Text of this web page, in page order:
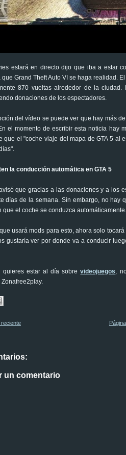
estará en directo dijo que iba a estar
Grand Theft Auto VI se haga realidad.
870 vueltas alrededor de la
donaciones de los espectadores.
del vídeo se puede ver que hay más
el momento de escribir esta noticia hay
que el "coche viaje del mapa de GTA 5 al
la conducción automática en GTA 5
que gracias a las donaciones y a los
días de la semana. Sin embargo, no hay
que el coche se conduzca automáticamente.
usará mods para esto, ahora solo
gustaría ver por donde va a conducir
quieres estar al día sobrevideojuegos,
reciente
un comentario